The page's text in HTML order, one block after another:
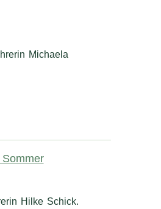
Michaela
Hilke Schick.